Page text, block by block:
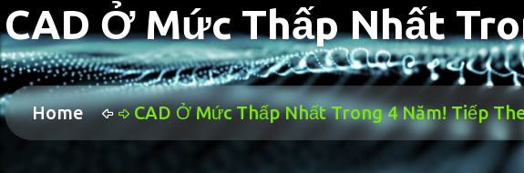
CAD Ở Mức Thấp Nhất
Home CAD Ở Mức Thấp Nhất Trong 4 Năm! Tiếp